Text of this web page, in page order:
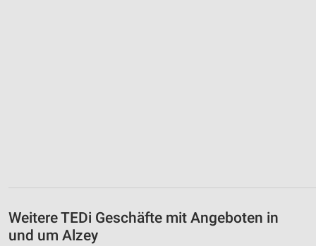
Weitere TEDi Geschäfte mit Angeboten in
und um Alzey